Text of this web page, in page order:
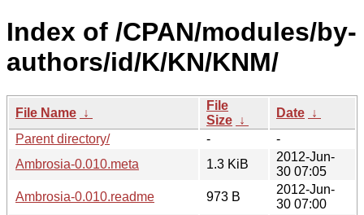
Index of /CPAN/modules/by-
authors/id/K/KN/KNM/
File Name ↓
File
Size ↓
Date ↓
Parent directory/
-
-
Ambrosia-0.010.meta
1.3 KiB
2012-Jun-
30 07:05
Ambrosia-0.010.readme
973 B
2012-Jun-
30 07:00